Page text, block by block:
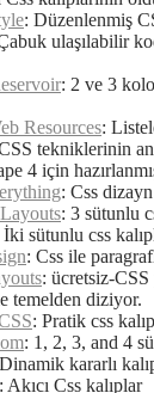
: Düzenlenmiş
ulaşılabilir
: 2 ve 3
Resources:
tekniklerinin
4 için
: Css
: 3 sütunlu
İki sütunlu css
: Css ile
: ücretsiz-
temelden diziyor.
: Pratik css
: 1, 2, 3, and 4
kararlı
: Akıcı Css kalıplar